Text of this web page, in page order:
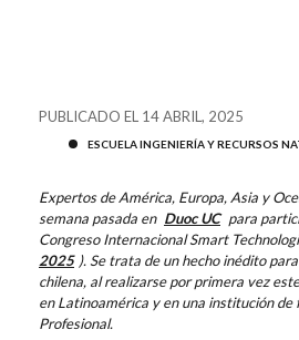
PUBLICADO EL 14 ABRIL, 2025
ESCUELA INGENIERÍA Y RECURSOS
Expertos de América, Europa, Asia y
semana pasada en Duoc UC para
Congreso Internacional Smart
2025 ). Se trata de un hecho inédito
chilena, al realizarse por primera vez
en Latinoamérica y en una institución de
Profesional.